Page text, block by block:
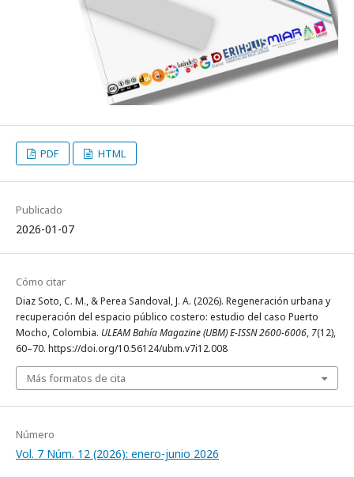
PDF HTML
Publicado
2026-01-07
Cómo citar
Diaz Soto, C. M., & Perea Sandoval, J. A. (2026). Regeneración urbana y
recuperación del espacio público costero: estudio del caso Puerto
Mocho, Colombia. ULEAM Bahía Magazine (UBM) E-ISSN 2600-6006, 7(12),
60–70. https://doi.org/10.56124/ubm.v7i12.008
Más formatos de cita
Número
Vol. 7 Núm. 12 (2026): enero-junio 2026